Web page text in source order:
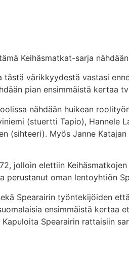
Keihäsmatkat-sarja
värikkyydestä vastasi
pian ensimmäistä kertaa
nähdään huikean
(stuertti Tapio), Hannele
(sihteeri). Myös Janne
jolloin elettiin
perustanut oman lentoyhtiön
Spearairin työntekijöiden
ensimmäistä kertaa
Spearairin rattaisiin